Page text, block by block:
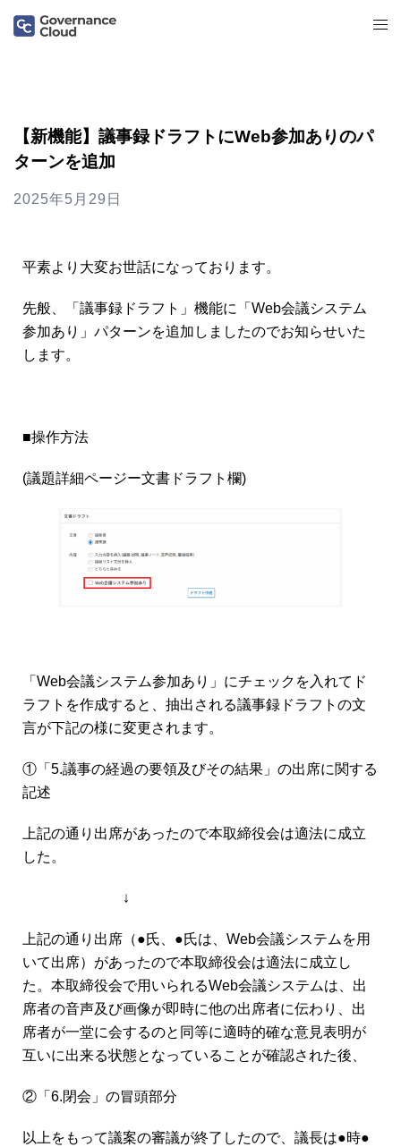
【新機能】議事録ドラフトにWeb参加ありのパ
ターンを追加
2025年5月29日
平素より大変お世話になっております。
先般、「議事録ドラフト」機能に「Web会議システム
参加あり」パターンを追加しましたのでお知らせいた
します。
■操作方法
(議題詳細ページー文書ドラフト欄)
「Web会議システム参加あり」にチェックを入れてド
ラフトを作成すると、抽出される議事録ドラフトの文
言が下記の様に変更されます。
①「5.議事の経過の要領及びその結果」の出席に関する
記述
上記の通り出席があったので本取締役会は適法に成立
した。
↓
上記の通り出席（●氏、●氏は、Web会議システムを用
いて出席）があったので本取締役会は適法に成立し
た。本取締役会で用いられるWeb会議システムは、出
席者の音声及び画像が即時に他の出席者に伝わり、出
席者が一堂に会するのと同等に適時的確な意見表明が
互いに出来る状態となっていることが確認された後、
②「6.閉会」の冒頭部分
以上をもって議案の審議が終了したので、議長は●時●